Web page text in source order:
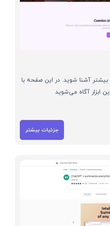
با هوش مصنوعی Mi Cuento Digital بیشتر آشنا شوید. در این صفحه با
ابزار آگاه می‌شوید
جزئیات بیشتر